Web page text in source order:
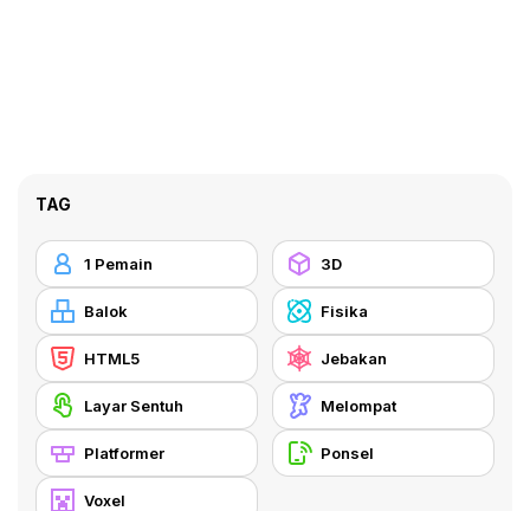
TAG
1 Pemain 3D
Balok Fisika
HTML5 Jebakan
Layar Sentuh Melompat
Platformer Ponsel
Voxel